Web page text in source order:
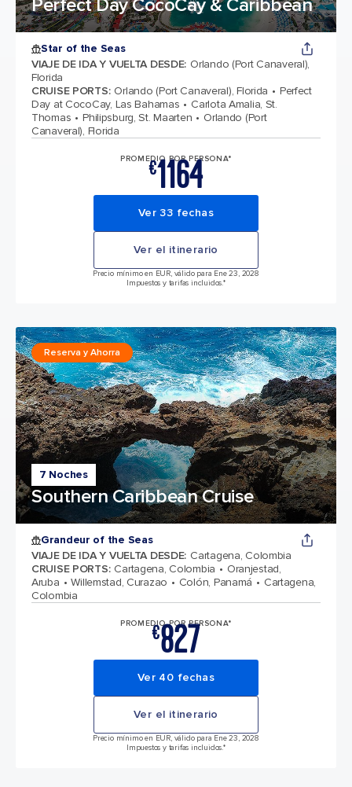
Perfect Day CocoCay & Caribbean
Star of the Seas
VIAJE DE IDA Y VUELTA DESDE: Orlando (Port Canaveral),
Florida
CRUISE PORTS: Orlando (Port Canaveral), Florida
Perfect
Day at CocoCay, Las Bahamas
Carlota Amalia, St.
Thomas
Philipsburg, St. Maarten
Orlando (Port
Canaveral), Florida
PROMEDIO POR PERSONA*
€1164
Ver 33 fechas
Ver el itinerario
Precio mínimo en EUR, válido para Ene 23, 2028
Impuestos y tarifas incluidos.*
7 Noches
Southern Caribbean Cruise
Reserva y Ahorra
Grandeur of the Seas
VIAJE DE IDA Y VUELTA DESDE: Cartagena, Colombia
CRUISE PORTS: Cartagena, Colombia
Oranjestad,
Aruba
Willemstad, Curazao Colón, Panamá
Cartagena,
Colombia
PROMEDIO POR PERSONA*
€827
Ver 40 fechas
Ver el itinerario
Precio mínimo en EUR, válido para Ene 23, 2028
Impuestos y tarifas incluidos.*